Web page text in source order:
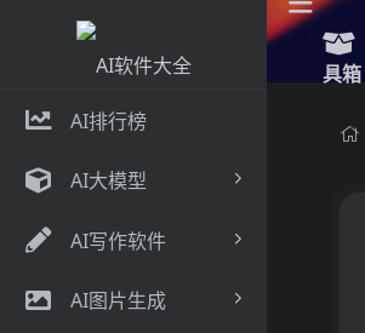
AI排行榜
AI大模型
AI写作软件
AI图片生成
具箱